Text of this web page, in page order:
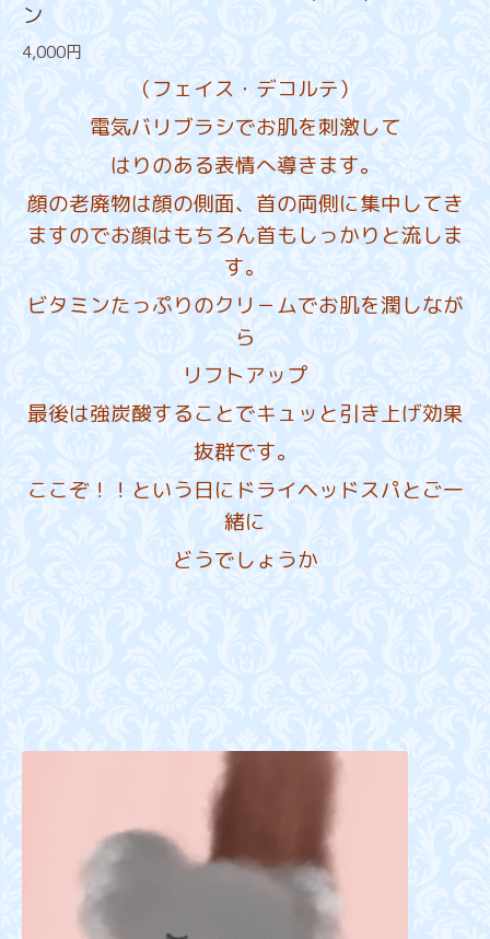
ン
4,000円
（フェイス・デコルテ）
電気バリブラシでお肌を刺激して
はりのある表情へ導きます。
顔の老廃物は顔の側面、首の両側に集中してき
ますのでお顔はもちろん首もしっかりと流しま
す。
ビタミンたっぷりのクリ－ムでお肌を潤しなが
ら
リフトアップ
最後は強炭酸することでキュッと引き上げ効果
抜群です。
ここぞ！！という日にドライヘッドスパとご一
緒に
どうでしょうか